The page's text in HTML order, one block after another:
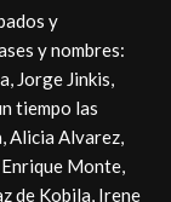
y
y nombres:
Jorge Jinkis,
tiempo las
Alicia Alvarez,
Monte,
de Kobila, Irene